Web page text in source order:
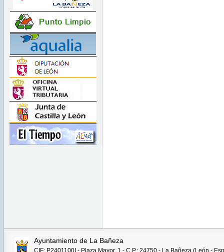
Ayuntamiento de La Bañeza
CIF: P2401100I - Plaza Mayor, 1 - C.P.: 24750 - La Bañeza (León -